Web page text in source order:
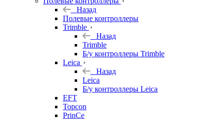
Назад
Полевые контроллеры
Trimble
Назад
Trimble
Б/у контроллеры Trimble
Leica
Назад
Leica
Б/у контроллеры Leica
EFT
Topcon
PrinCe